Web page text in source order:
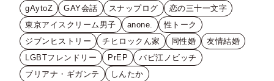
gAytoZ
GAY会話 スナップログ
恋の三十一文字
東京アイスクリーム男子
anone.
性トーク
ジブンヒストリー
チヒロックん家 同性婚
友情結婚
LGBTフレンドリー
PrEP
バビ江ノビッチ
ブリアナ・ギガンテ
しんたか